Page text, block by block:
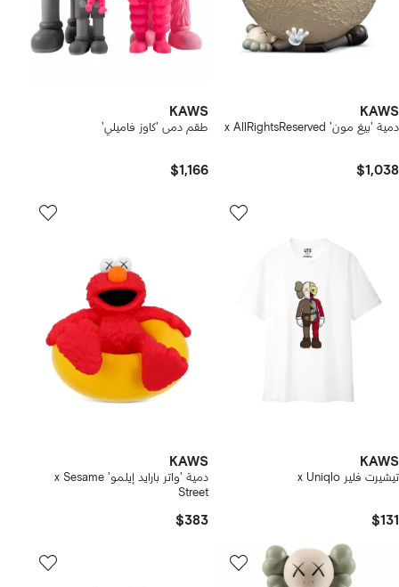
KAWS
دمية 'بيغ مون' x AllRightsReserved
$1,038
KAWS
طقم دمى 'كاوز فاميلي'
$1,166
KAWS
تيشيرت فلير x Uniqlo
$131
KAWS
دمية 'واتر بارايد إيلمو' x Sesame
Street
$383